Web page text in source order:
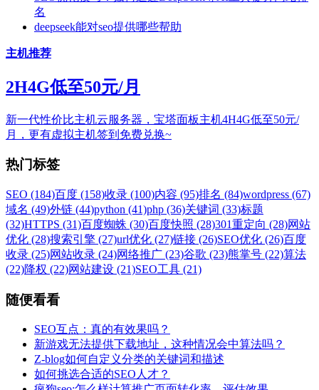
名
deepseek能对seo提供哪些帮助
主机推荐
2H4G低至50元/月
新一代性价比主机云服务器，宝塔面板主机4H4G低至50元/
月，更有虚拟主机签到免费兑换~
热门标签
SEO (184)百度 (158)收录 (100)内容 (95)排名 (84)wordpress (67)
域名 (49)外链 (44)python (41)php (36)关键词 (33)标题
(32)HTTPS (31)百度蜘蛛 (30)百度快照 (28)301重定向 (28)网站
优化 (28)搜索引擎 (27)url优化 (27)链接 (26)SEO优化 (26)百度
收录 (25)网站收录 (24)网络推广 (23)谷歌 (23)熊掌号 (22)算法
(22)降权 (22)网站建设 (21)SEO工具 (21)
随便看看
SEO互点：真的有效果吗？
新游戏无法提供下载地址，这种情况会中算法吗？
Z-blog如何自定义分类的关键词和描述
如何挑选合适的SEO人才？